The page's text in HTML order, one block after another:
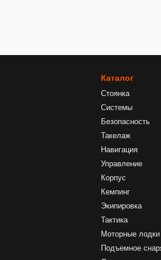
Каталог
Стоянка
Системы
Безопасность
Такелаж
Навигация
Управление
Корпус
Кемпинг
Экипировка
Тактика
Моторные лодки
Подъемное